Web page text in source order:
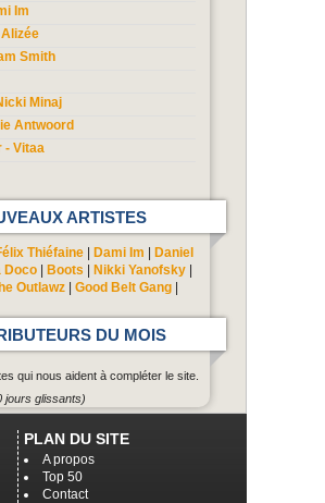
Im
Smith
Minaj
Antwoord
- Vitaa
ARTISTES
Thiéfaine Dami Im
Daniel
Doco| Boots Nikki Yanofsky|
Outlawz| Good Belt Gang|
DU MOIS
qui nous aident à compléter le site.
jours glissants)
PLAN DU SITE
A propos
Top 50
Contact